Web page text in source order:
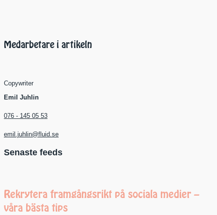
Medarbetare i artikeln
Copywriter
Emil Juhlin
076 - 145 05 53
emil.juhlin@fluid.se
Senaste feeds
Rekrytera framgångsrikt på sociala medier –
våra bästa tips